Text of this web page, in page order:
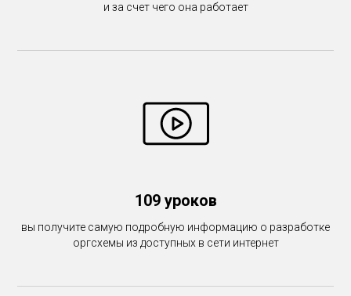
и за счет чего она работает
109 уроков
вы получите самую подробную информацию о разработке
оргсхемы из доступных в сети интернет